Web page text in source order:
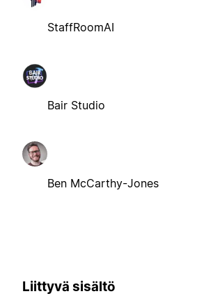
StaffRoomAI
Bair Studio
Ben McCarthy-Jones
Liittyvä sisältö